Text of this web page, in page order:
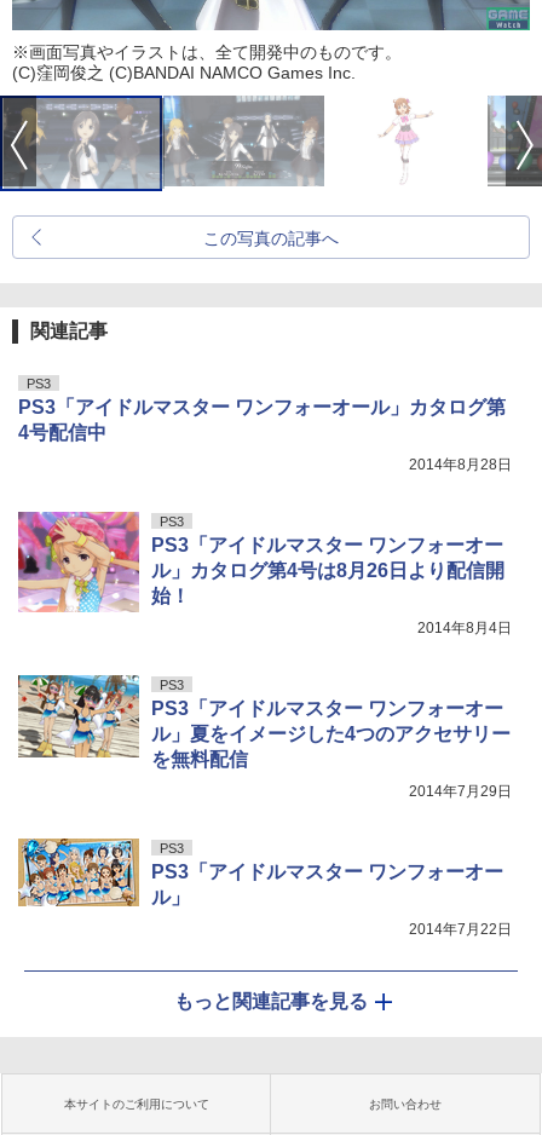
※画面写真やイラストは、全て開発中のものです。
(C)窪岡俊之 (C)BANDAI NAMCO Games Inc.
この写真の記事へ
関連記事
PS3
PS3「アイドルマスター ワンフォーオール」カタログ第
4号配信中
2014年8月28日
PS3
PS3「アイドルマスター ワンフォーオー
ル」カタログ第4号は8月26日より配信開
始！
2014年8月4日
PS3
PS3「アイドルマスター ワンフォーオー
ル」夏をイメージした4つのアクセサリー
を無料配信
2014年7月29日
PS3
PS3「アイドルマスター ワンフォーオー
ル」
2014年7月22日
もっと関連記事を見る
本サイトのご利用について お問い合わせ